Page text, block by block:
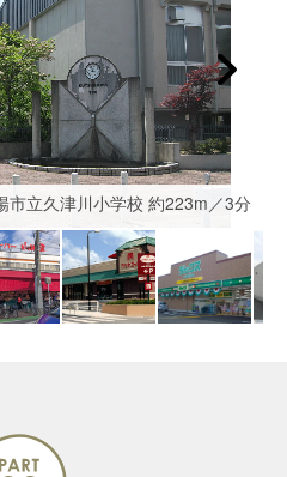
市立久津川小学校 約223m／3分